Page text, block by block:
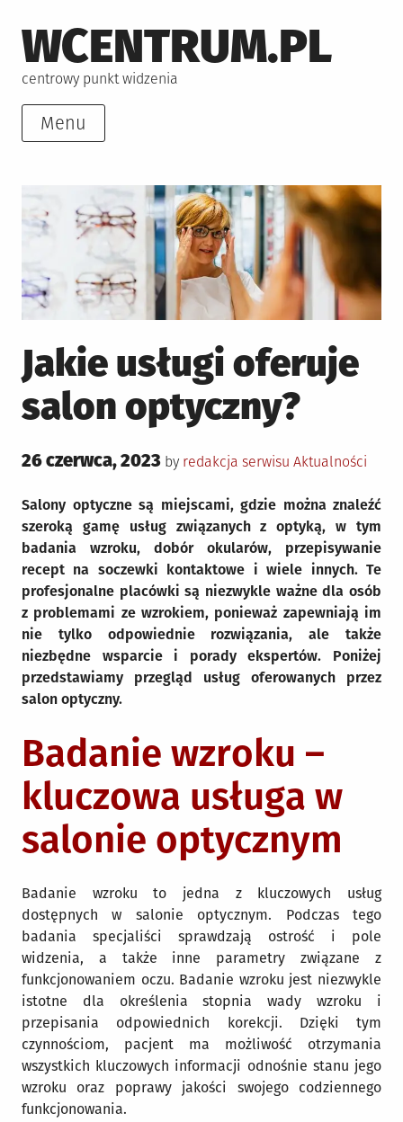
to
content
WCENTRUM.PL
centrowy punkt widzenia
Menu
Jakie usługi oferuje
salon optyczny?
Posted
26 czerwca, 2023 by redakcja serwisu Posted
Aktualności
Salony optyczne są miejscami, gdzie można znaleźć
szeroką gamę usług związanych z optyką, w tym
badania wzroku, dobór okularów, przepisywanie
recept na soczewki kontaktowe i wiele innych. Te
profesjonalne placówki są niezwykle ważne dla osób
z problemami ze wzrokiem, ponieważ zapewniają im
nie tylko odpowiednie rozwiązania, ale także
niezbędne wsparcie i porady ekspertów. Poniżej
przedstawiamy przegląd usług oferowanych przez
salon optyczny.
Badanie wzroku –
kluczowa usługa w
salonie optycznym
Badanie wzroku to jedna z kluczowych usług
dostępnych w salonie optycznym. Podczas tego
badania specjaliści sprawdzają ostrość i pole
widzenia, a także inne parametry związane z
funkcjonowaniem oczu. Badanie wzroku jest niezwykle
istotne dla określenia stopnia wady wzroku i
przepisania odpowiednich korekcji. Dzięki tym
czynnościom, pacjent ma możliwość otrzymania
wszystkich kluczowych informacji odnośnie stanu jego
wzroku oraz poprawy jakości swojego codziennego
funkcjonowania.